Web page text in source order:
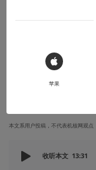
本文系用户投稿，不代表机核网观点
收听本文 13:31
 Sign in with
苹果